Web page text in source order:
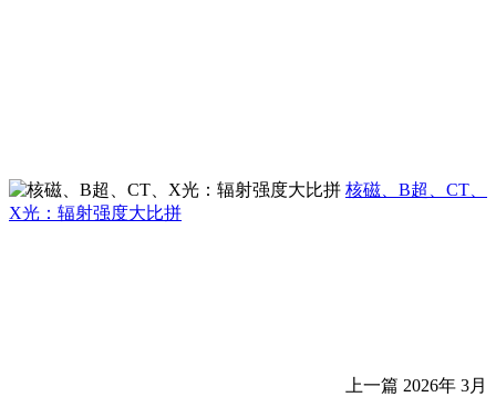
核磁、B超、CT、
X光：辐射强度大比拼
上一篇 2026年 3月